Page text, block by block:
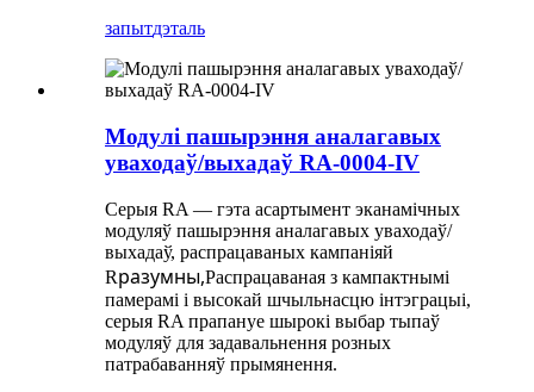
запытдэталь
Модулі пашырэння аналагавых
уваходаў/выхадаў RA-0004-IV
Серыя RA — гэта асартымент эканамічных
модуляў пашырэння аналагавых уваходаў/
выхадаў, распрацаваных кампаніяй
Rразумны,Распрацаваная з кампактнымі
памерамі і высокай шчыльнасцю інтэграцыі,
серыя RA прапануе шырокі выбар тыпаў
модуляў для задавальнення розных
патрабаванняў прымянення.